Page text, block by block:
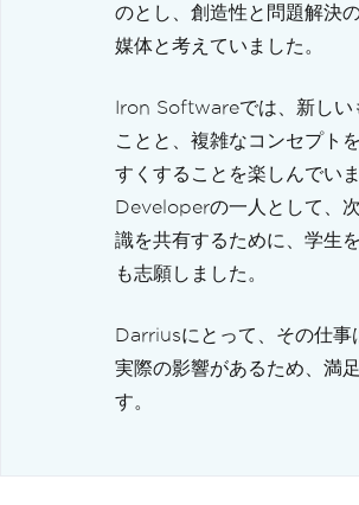
のとし、創造性と問題解決
媒体と考えていました。
Iron Softwareでは、新しい
ことと、複雑なコンセプト
すくすることを楽しんでい
Developerの一人として、
識を共有するために、学生
も志願しました。
Darriusにとって、その仕事
実際の影響があるため、満
す。